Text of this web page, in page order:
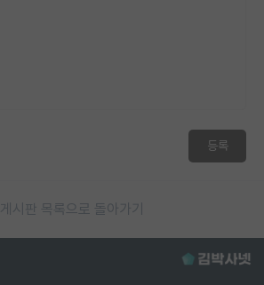
등록
게시판 목록으로 돌아가기